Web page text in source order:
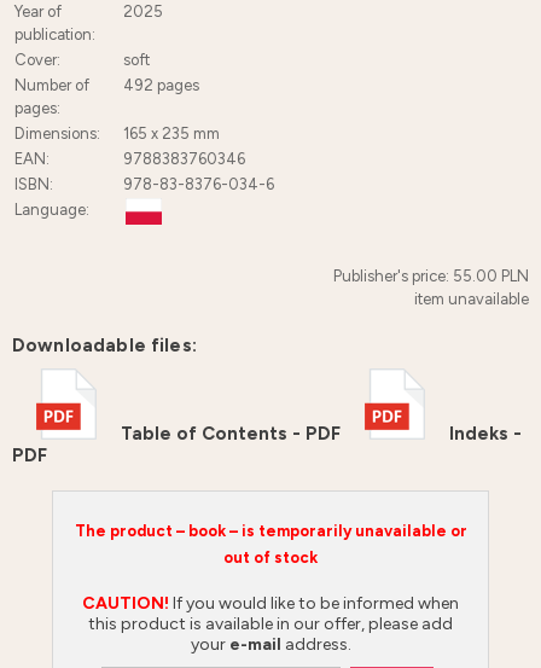
Year of
publication:
2025
Cover:
soft
Number of
pages:
492 pages
Dimensions:
165 x 235 mm
EAN:
9788383760346
ISBN:
978-83-8376-034-6
Language:
Publisher's price: 55.00 PLN
item unavailable
Downloadable files:
Table of Contents - PDF
Indeks -
PDF
The product – book – is temporarily unavailable or
out of stock
CAUTION! If you would like to be informed when
this product is available in our offer, please add
your e-mail address.